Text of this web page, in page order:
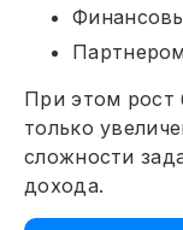
При этом рост
только
сложности
дохода.